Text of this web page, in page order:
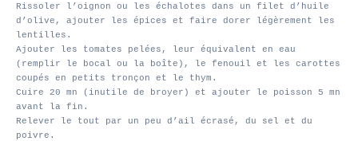
Rissoler l’oignon ou les échalotes dans un filet d’huile
d’olive, ajouter les épices et faire dorer légèrement les
lentilles.
Ajouter les tomates pelées, leur équivalent en eau
(remplir le bocal ou la boîte), le fenouil et les carottes
coupés en petits tronçon et le thym.
Cuire 20 mn (inutile de broyer) et ajouter le poisson 5 mn
avant la fin.
Relever le tout par un peu d’ail écrasé, du sel et du
poivre.